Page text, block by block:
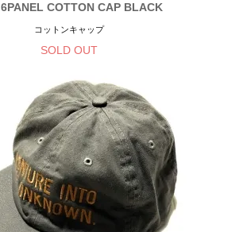
6PANEL COTTON CAP BLACK
コットンキャップ
SOLD OUT